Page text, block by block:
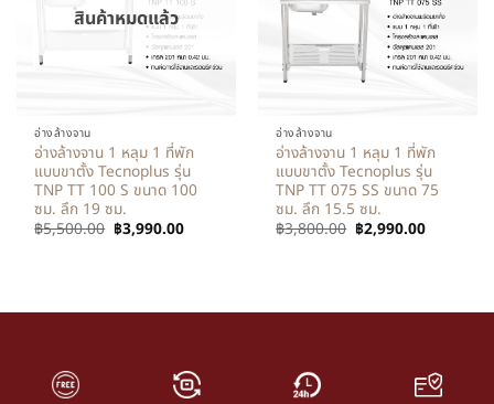
สินค้าหมดแล้ว
อ่างล้างจาน
อ่างล้างจาน 1 หลุม 1 ที่พัก
แบบขาตั้ง Tecnoplus รุ่น
TNP TT 100 S ขนาด 100
ซม. ลึก 19 ซม.
฿5,500.00 ฿3,990.00
อ่างล้างจาน
อ่างล้างจาน 1 หลุม 1 ที่พัก
แบบขาตั้ง Tecnoplus รุ่น
TNP TT 075 SS ขนาด 75
ซม. ลึก 15.5 ซม.
฿3,800.00 ฿2,990.00